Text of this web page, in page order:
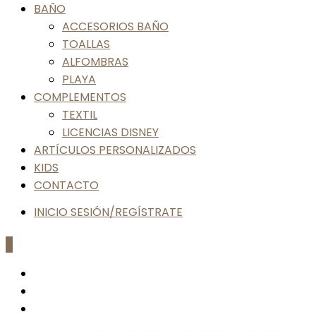
BAÑO
ACCESORIOS BAÑO
TOALLAS
ALFOMBRAS
PLAYA
COMPLEMENTOS
TEXTIL
LICENCIAS DISNEY
ARTÍCULOS PERSONALIZADOS
KIDS
CONTACTO
INICIO SESIÓN/REGÍSTRATE